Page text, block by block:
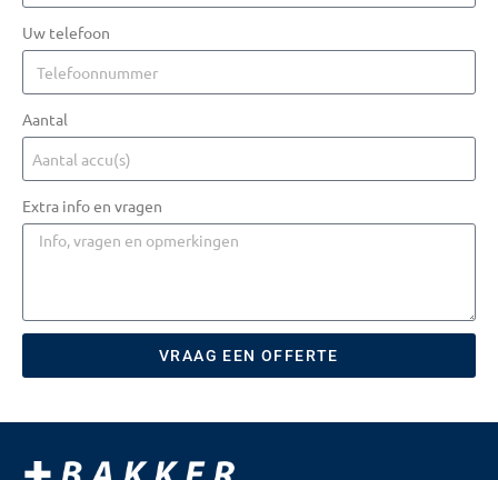
Uw telefoon
Aantal
Extra info en vragen
VRAAG EEN OFFERTE